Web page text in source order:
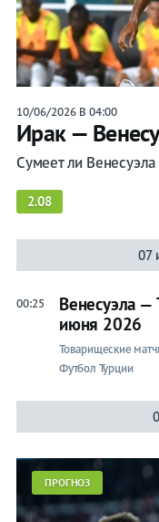
10/06/2026 В 04:00
Ирак —
Сумеет ли Венесуэла
2.08
07
00:25
Венесуэла —
июня 2026
Товарищеские
Футбол Турции
ПРОГНОЗ
Прогнозы
на спорт
Букмекеры
Хоккей
Бои
Прочие
Игры